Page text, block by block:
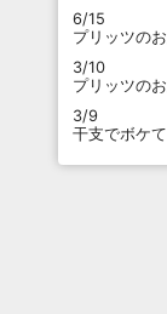
6/15
プリッツの
3/10
プリッツの
3/9
干支でボケ